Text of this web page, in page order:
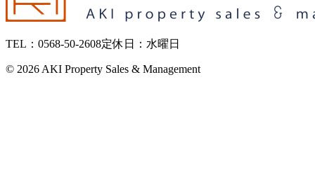
TEL：0568-50-2608定休日：水曜日
© 2026 AKI Property Sales & Management